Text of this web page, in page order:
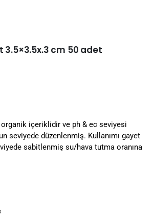
3.5×3.5x.3 cm 50 adet
içeriklidir ve ph & ec seviyesi
seviyede düzenlenmiş. Kullanımı gayet
sabitlenmiş su/hava tutma oranına